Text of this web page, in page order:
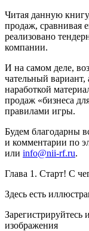
Читая данную
продаж, сравнивая
реализовано
компании.
И на самом деле,
чательный
наработкой
продаж «бизнеса
правилами игры.
Будем благодарны
и комментарии по
или info@nii-rf.ru.
Глава 1. Старт! С
Здесь есть
Зарегистрируйтесь
изображения